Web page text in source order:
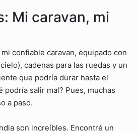
Mi caravan, mi
confiable caravan, equipado con
cadenas para las ruedas y un
que podría durar hasta el
podría salir mal? Pues, muchas
a paso.
son increíbles. Encontré un